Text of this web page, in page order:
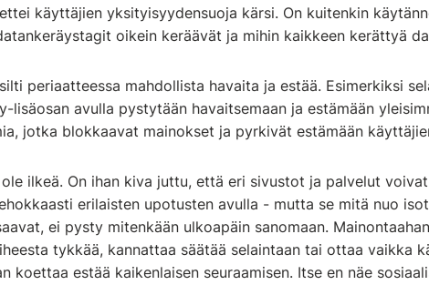
käyttäjien yksityisyydensuoja kärsi. On kuitenkin
oikein keräävät ja mihin kaikkeen kerättyä
periaatteessa mahdollista havaita ja estää. Esimerkiksi
lisäosan avulla pystytään havaitsemaan ja estämään
jotka blokkaavat mainokset ja pyrkivät estämään
ilkeä. On ihan kiva juttu, että eri sivustot ja palvelut
erilaisten upotusten avulla - mutta se mitä nuo
ei pysty mitenkään ulkoapäin sanomaan.
tykkää, kannattaa säätää selaintaan tai ottaa vaikka
koettaa estää kaikenlaisen seuraamisen. Itse en näe